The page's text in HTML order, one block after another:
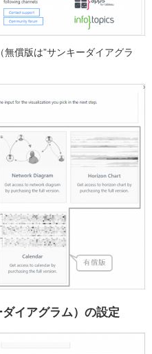
償版は”サンキーダイアグラ
イアグラム）の設定